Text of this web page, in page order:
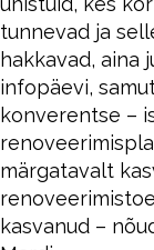
tunnevad ja
hakkavad, aina
infopäevi,
konverentse –
märgatavalt
kasvanud –